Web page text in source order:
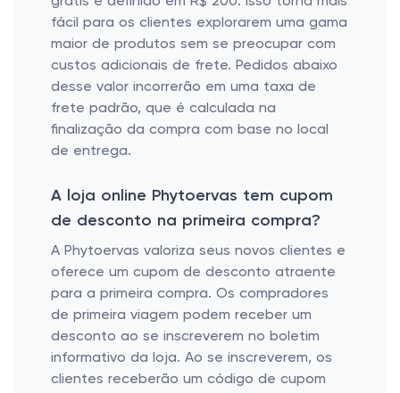
fácil para os clientes explorarem uma gama
maior de produtos sem se preocupar com
custos adicionais de frete. Pedidos abaixo
desse valor incorrerão em uma taxa de
frete padrão, que é calculada na
finalização da compra com base no local
de entrega.
A loja online Phytoervas tem cupom
de desconto na primeira compra?
A Phytoervas valoriza seus novos clientes e
oferece um cupom de desconto atraente
para a primeira compra. Os compradores
de primeira viagem podem receber um
desconto ao se inscreverem no boletim
informativo da loja. Ao se inscreverem, os
clientes receberão um código de cupom